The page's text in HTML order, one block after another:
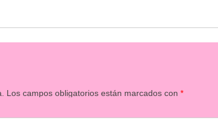
Los campos obligatorios están marcados con*